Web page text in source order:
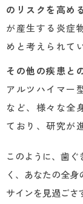
のリスクを高める
が産生する炎症
めと考えられて
その他の疾患と
アルツハイマー
など、様々な全
ており、研究が
このように、歯
く、あなたの全
サインを見過ごさ